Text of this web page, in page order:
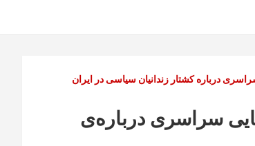
درباره کشتار زندانیان سیاسی در ایران
سراسری درباره‌ی